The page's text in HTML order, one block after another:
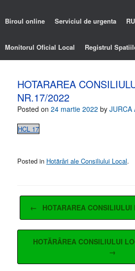
Biroul online Serviciul de urgenta
Monitorul Oficial Local Registrul
HOTARAREA
NR.17/2022
Posted on 24 martie 2022 by JURCA
HCL 17
Posted in Hotărâri ale Consiliului Local.
Post navigation
← HOTARAREA
HOTĂRÂREA CONSILIULUI
→